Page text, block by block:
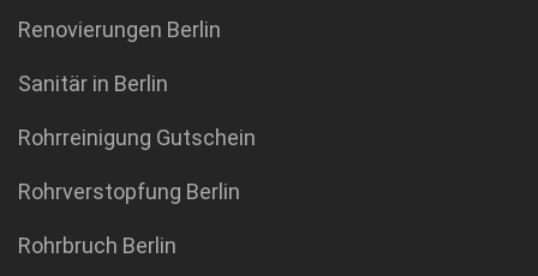
Renovierungen Berlin
Sanitär in Berlin
Rohrreinigung Gutschein
Rohrverstopfung Berlin
Rohrbruch Berlin